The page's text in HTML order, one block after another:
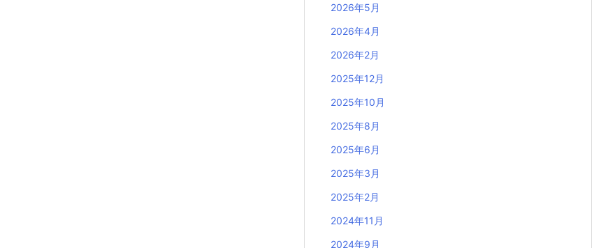
2026年5月
2026年4月
2026年2月
2025年12月
2025年10月
2025年8月
2025年6月
2025年3月
2025年2月
2024年11月
2024年9月